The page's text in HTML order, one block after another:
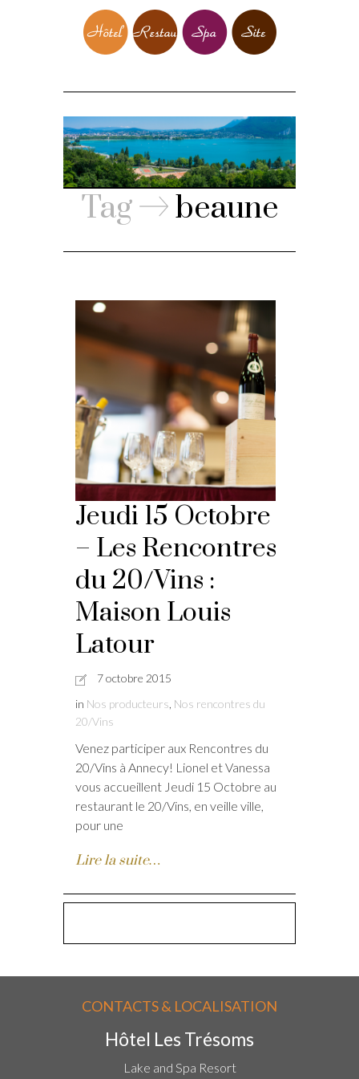
Tag beaune
Jeudi 15 Octobre
– Les Rencontres
du 20/Vins :
Maison Louis
Latour
7 octobre 2015
in Nos producteurs, Nos rencontres du
20/Vins
Venez participer aux Rencontres du
20/Vins à Annecy! Lionel et Vanessa
vous accueillent Jeudi 15 Octobre au
restaurant le 20/Vins, en veille ville,
pour une
Lire la suite…
CONTACTS & LOCALISATION
Hôtel Les Trésoms
Lake and Spa Resort